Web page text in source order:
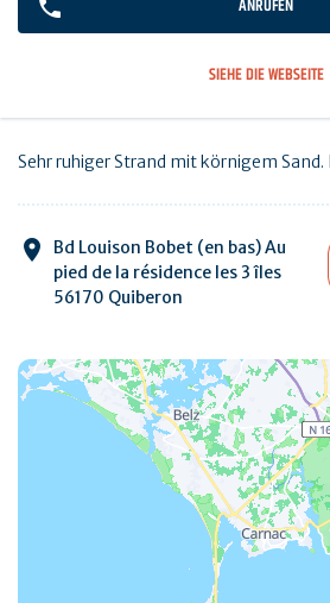
ANRUFEN
SIEHE DIE WEBSEITE
Sehr ruhiger Strand mit körnigem
Bd Louison Bobet (en bas) Au
pied de la résidence les 3 îles
56170 Quiberon